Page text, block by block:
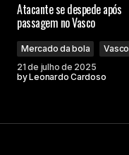
Atacante se despede após
passagem no Vasco
Mercado da bola
Vasco
21 de julho de 2025
byLeonardo Cardoso